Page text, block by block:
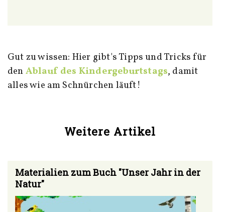
Gut zu wissen: Hier gibt's Tipps und Tricks für
denAblauf des Kindergeburtstags, damit
alles wie am Schnürchen läuft!
Weitere Artikel
Materialien zum Buch "Unser Jahr in der
Natur"